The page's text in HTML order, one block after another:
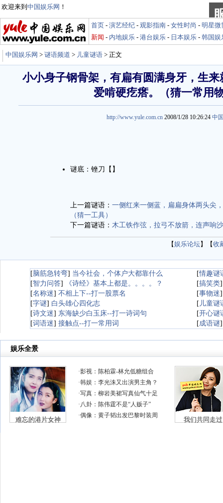
欢迎来到 中国娱乐网 ！
首页 - 演艺经纪 - 观影指南 - 女性时尚 - 明星微
新闻 - 内地娱乐 - 港台娱乐 - 日本娱乐 - 韩国娱
中国娱乐网 > 谜语频道 > 儿童谜语 > 正文
小小身子钢骨架，有扁有圆满身牙，生
爱啃硬疙瘩。（猜一常用
http://www.yule.com.cn 2008/1/28 10:26:24 中
谜底：锉刀【】
上一篇谜语： 一侧红来一侧蓝，扁扁身体两头尖
（猜一工具）
下一篇谜语： 木工铁作弦，拉弓不放箭，连声响
【娱乐论坛】【收
[脑筋急转弯] 当今社会，个体户大都靠什么 [情趣谜
[智力问答] 《诗经》基本上都是。。。。？ [搞笑类
[名称迷] 不相上下--打一股票名 [事物迷
[字谜] 白头雄心四化志 [ 儿童谜
[诗文迷] 东海缺少白玉床--打一诗词句 [开心谜
[词语迷] 接触点--打一常用词 [成语谜